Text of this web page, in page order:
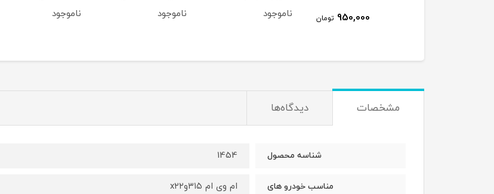
950,000 تومان ناموجود ناموجود ناموجود
مشخصات دیدگاه‌ها
شناسه محصول 1454
مناسب خودرو های ام وی ام ۳۱۵وx۲۲